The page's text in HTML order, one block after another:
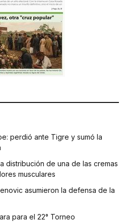
perdió ante Tigre y sumó la
distribución de una de las cremas
musculares
asumieron la defensa de la
para el 22° Torneo